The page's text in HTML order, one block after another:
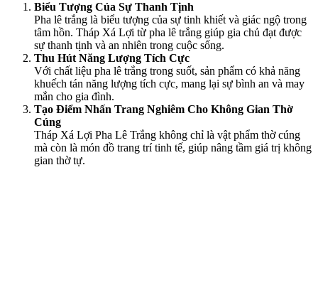
Biểu Tượng Của Sự Thanh Tịnh
Pha lê trắng là biểu tượng của sự tinh khiết và giác ngộ trong
tâm hồn. Tháp Xá Lợi từ pha lê trắng giúp gia chủ đạt được
sự thanh tịnh và an nhiên trong cuộc sống.
Thu Hút Năng Lượng Tích Cực
Với chất liệu pha lê trắng trong suốt, sản phẩm có khả năng
khuếch tán năng lượng tích cực, mang lại sự bình an và may
mắn cho gia đình.
Tạo Điểm Nhấn Trang Nghiêm Cho Không Gian Thờ
Cúng
Tháp Xá Lợi Pha Lê Trắng không chỉ là vật phẩm thờ cúng
mà còn là món đồ trang trí tinh tế, giúp nâng tầm giá trị không
gian thờ tự.